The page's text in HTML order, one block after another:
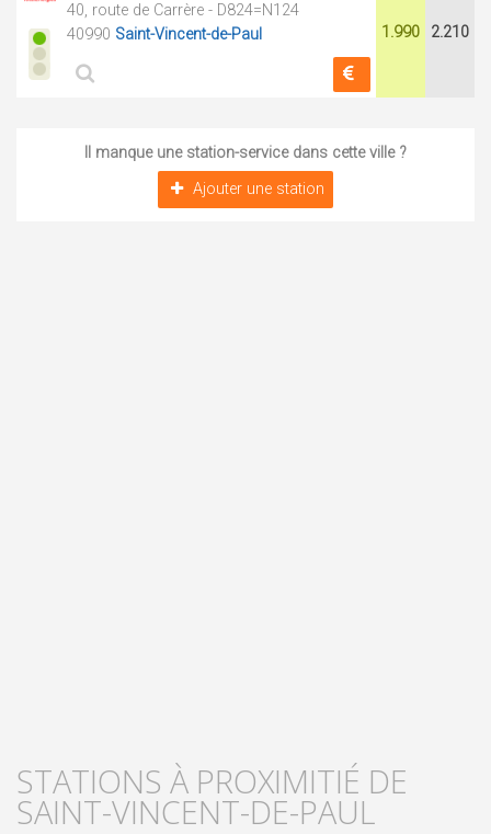
40, route de Carrère - D824=N124
40990 Saint-Vincent-de-Paul 1.990 2.210
Il manque une station-service dans cette ville ?
Ajouter une station
STATIONS À PROXIMITIÉ DE
SAINT-VINCENT-DE-PAUL